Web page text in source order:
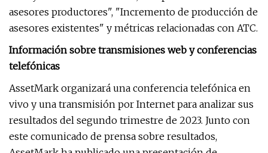
asesores productores", "Incremento de producción de
asesores existentes" y métricas relacionadas con ATC.
Información sobre transmisiones web y conferencias
telefónicas
AssetMark organizará una conferencia telefónica en
vivo y una transmisión por Internet para analizar sus
resultados del segundo trimestre de 2023. Junto con
este comunicado de prensa sobre resultados,